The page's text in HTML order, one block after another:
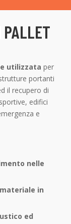
PALLET
utilizzata per
portanti
il recupero di
edifici
e
nelle
in
ed